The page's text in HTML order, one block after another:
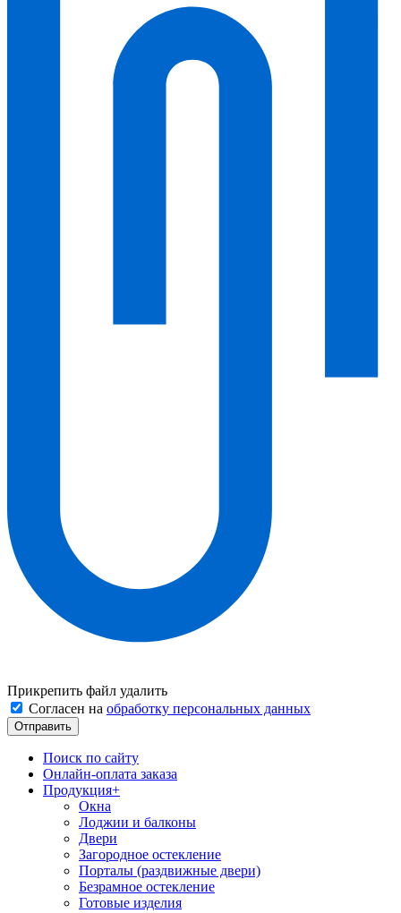
Прикрепить файл удалить
Согласен на обработку персональных данных
Поиск по сайту
Онлайн-оплата заказа
Продукция+
Окна
Лоджии и балконы
Двери
Загородное остекление
Порталы (раздвижные двери)
Безрамное остекление
Готовые изделия